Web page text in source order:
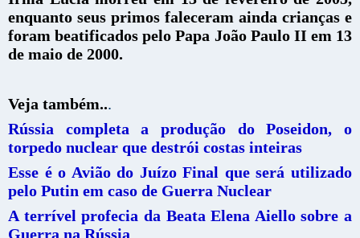
enquanto seus primos faleceram ainda crianças e
foram beatificados pelo Papa João Paulo II em 13
de maio de 2000.
Veja também...
Rússia completa a produção do Poseidon, o
torpedo nuclear que destrói costas inteiras
Esse é o Avião do Juízo Final que será utilizado
pelo Putin em caso de Guerra Nuclear
A terrível profecia da Beata Elena Aiello sobre a
Guerra na Rússia